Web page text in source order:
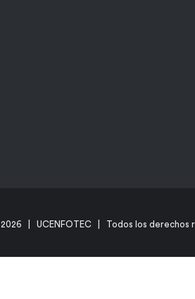
2026 | UCENFOTEC | Todos los derechos